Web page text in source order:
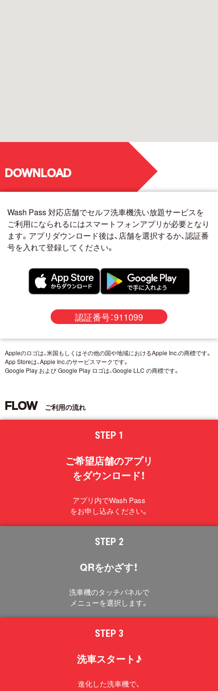
DOWNLOAD
Wash Pass 対応店舗でセルフ洗車機洗い放題サービスを
ご利用になられるにはスマートフォンアプリが必要となり
ます。アプリダウンロード後は、店舗を選択するか、認証番
号を入れて登録してください。
認証番号：911099
Appleのロゴは、米国もしくはその他の国や地域におけるApple Inc.の商標です。
App Storeは、Apple Inc.のサービスマークです。
Google Play および Google Play ロゴは、Google LLC の商標です。
FLOW ご利用の流れ
STEP 1
ご希望店舗のアプリ
をダウンロード！
アプリ内でWash Pass
をお申し込みください。
STEP 2
QRをかざす！
洗車機のタッチパネルで
メニューを選択します。
STEP 3
洗車スタート♪
進化した洗車機で、